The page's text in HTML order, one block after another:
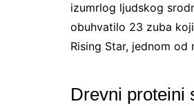
izumrlog ljudskog
obuhvatilo 23 zuba
Rising Star, jednom
Drevni proteini